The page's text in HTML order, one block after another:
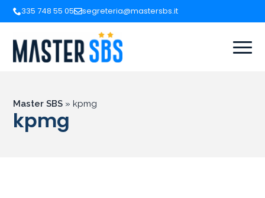
335 748 55 05 segreteria@mastersbs.it
Master SBS » kpmg
kpmg